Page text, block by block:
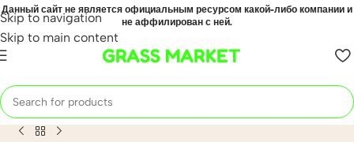
Skip to navigation
Skip to main content
Данный сайт не является официальным ресурсом какой-либо компании и
не аффилирован с ней.
GRASS MARKET
Home Mahsulot Автошампунь с карнаубским воском